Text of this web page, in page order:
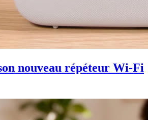
nouveau répéteur Wi-Fi